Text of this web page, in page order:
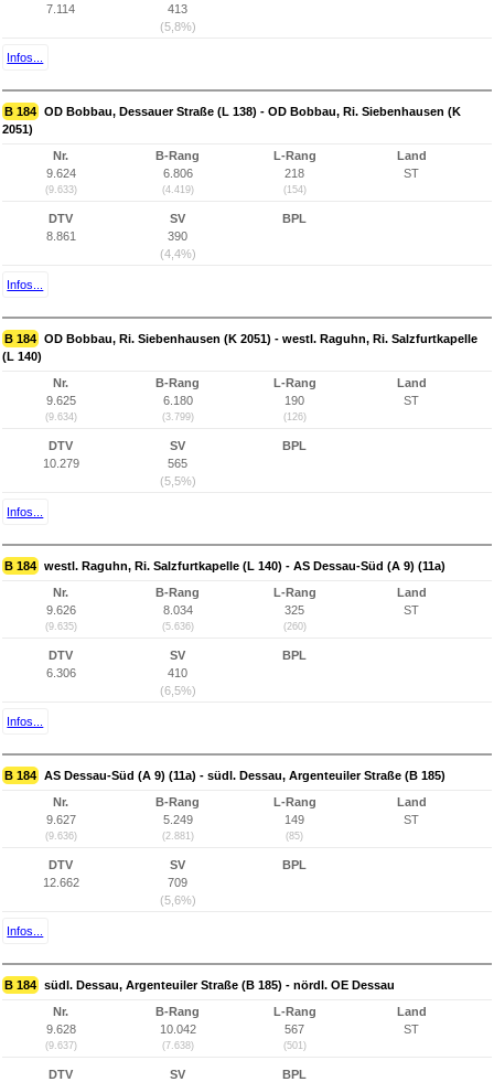
7.114
413
(5,8%)
Infos...
B 184 OD Bobbau, Dessauer Straße (L 138) - OD Bobbau, Ri. Siebenhausen (K
2051)
Nr.
9.624
(9.633)
B-Rang
6.806
(4.419)
L-Rang
218
(154)
Land
ST
DTV
8.861
SV
390
(4,4%)
BPL
Infos...
B 184 OD Bobbau, Ri. Siebenhausen (K 2051) - westl. Raguhn, Ri. Salzfurtkapelle
(L 140)
Nr.
9.625
(9.634)
B-Rang
6.180
(3.799)
L-Rang
190
(126)
Land
ST
DTV
10.279
SV
565
(5,5%)
BPL
Infos...
B 184 westl. Raguhn, Ri. Salzfurtkapelle (L 140) - AS Dessau-Süd (A 9) (11a)
Nr.
9.626
(9.635)
B-Rang
8.034
(5.636)
L-Rang
325
(260)
Land
ST
DTV
6.306
SV
410
(6,5%)
BPL
Infos...
B 184 AS Dessau-Süd (A 9) (11a) - südl. Dessau, Argenteuiler Straße (B 185)
Nr.
9.627
(9.636)
B-Rang
5.249
(2.881)
L-Rang
149
(85)
Land
ST
DTV
12.662
SV
709
(5,6%)
BPL
Infos...
B 184 südl. Dessau, Argenteuiler Straße (B 185) - nördl. OE Dessau
Nr.
9.628
(9.637)
B-Rang
10.042
(7.638)
L-Rang
567
(501)
Land
ST
DTV
SV
BPL